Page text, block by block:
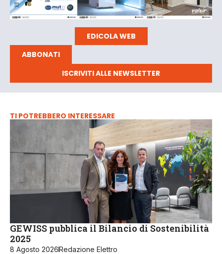
EDICOLA WEB
ABBONATI
ISCRIVITI ALLE NEWSLETTER
TI POTREBBERO INTERESSARE
GEWISS pubblica il Bilancio di Sostenibilità
2025
8 Agosto 2026Redazione Elettro